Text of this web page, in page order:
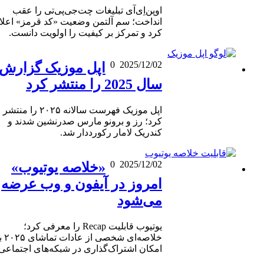
اوپن‌اِی‌آی تبلیغات چت‌جی‌پی‌تی را عقب
انداخت؛ سم آلتمن وضعیت «کد قرمز» اعلام
کرد و تمرکز بر کیفیت را اولویت دانست.
2025/12/02
0 اپل موزیک گزارش
سال 2025 را منتشر کرد
اپل موزیک فهرست سالانه ۲۰۲۵ را منتشر
کرد؛ رز و برونو مارس صدرنشین شدند و
کندریک لامار رکورددار شد.
2025/12/02
0 «خلاصه یوتیوب»
امروز در آیفون و وب عرضه
می‌شود
یوتیوب قابلیت Recap را معرفی کرد؛
خلاصه‌ای شخصی از عادات تماشای ۲۰۲۵ با
امکان اشتراک‌گذاری در شبکه‌های اجتماعی.